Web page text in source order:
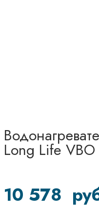
Long Life VBO
10 578